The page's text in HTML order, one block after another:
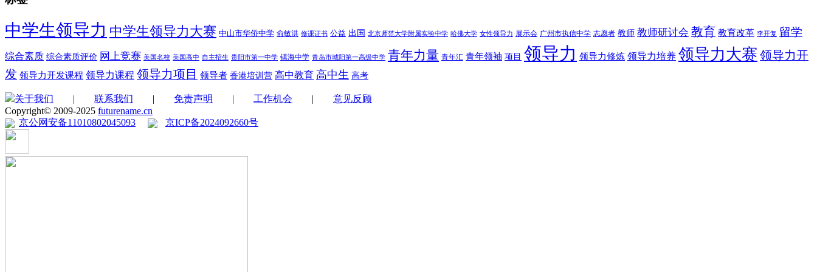
中学生领导力 中学生领导力大赛 中山市华侨中学 俞敏洪 修课证书 公益 出国 北京师范大学附属实验中学 哈佛大学 女性领导力 展示会 广州市执信中学 志愿者 教师 教师研讨会 教育 教育改革 李开复 留学
综合素质 综合素质评价 网上竞赛 美国名校 美国高中 自主招生 贵阳市第一中学 镇海中学 青岛市城阳第一高级中学 青年力量 青年汇 青年领袖 项目 领导力 领导力修炼 领导力培养 领导力大赛 领导力开
发 领导力开发课程 领导力课程 领导力项目 领导者 香港培训营 高中教育 高中生 高考
关于我们 | 联系我们 | 免责声明 | 工作机会 | 意见反顾
Copyright© 2009-2025 futurename.cn
京公网安备11010802045093
京ICP备2024092660号